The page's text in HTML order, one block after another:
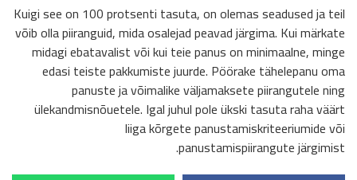
Kuigi see on 100 protsenti tasuta, on olemas seadused ja teil
võib olla piiranguid, mida osalejad peavad järgima. Kui märkate
midagi ebatavalist või kui teie panus on minimaalne, minge
edasi teiste pakkumiste juurde. Pöörake tähelepanu oma
panuste ja võimalike väljamaksete piirangutele ning
ülekandmisnõuetele. Igal juhul pole ükski tasuta raha väärt
liiga kõrgete panustamiskriteeriumide või
panustamispiirangute järgimist.